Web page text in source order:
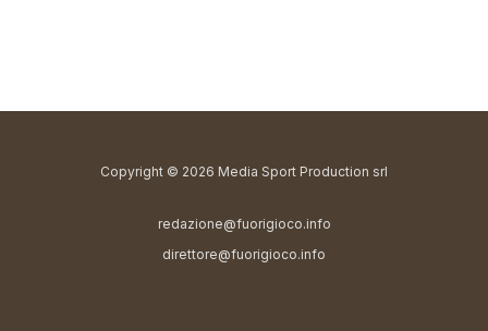
Copyright © 2026 Media Sport Production srl
redazione@fuorigioco.info
direttore@fuorigioco.info